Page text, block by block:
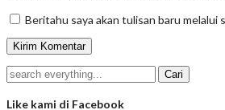
Beritahu saya akan tulisan baru melalui
Like kami di Facebook